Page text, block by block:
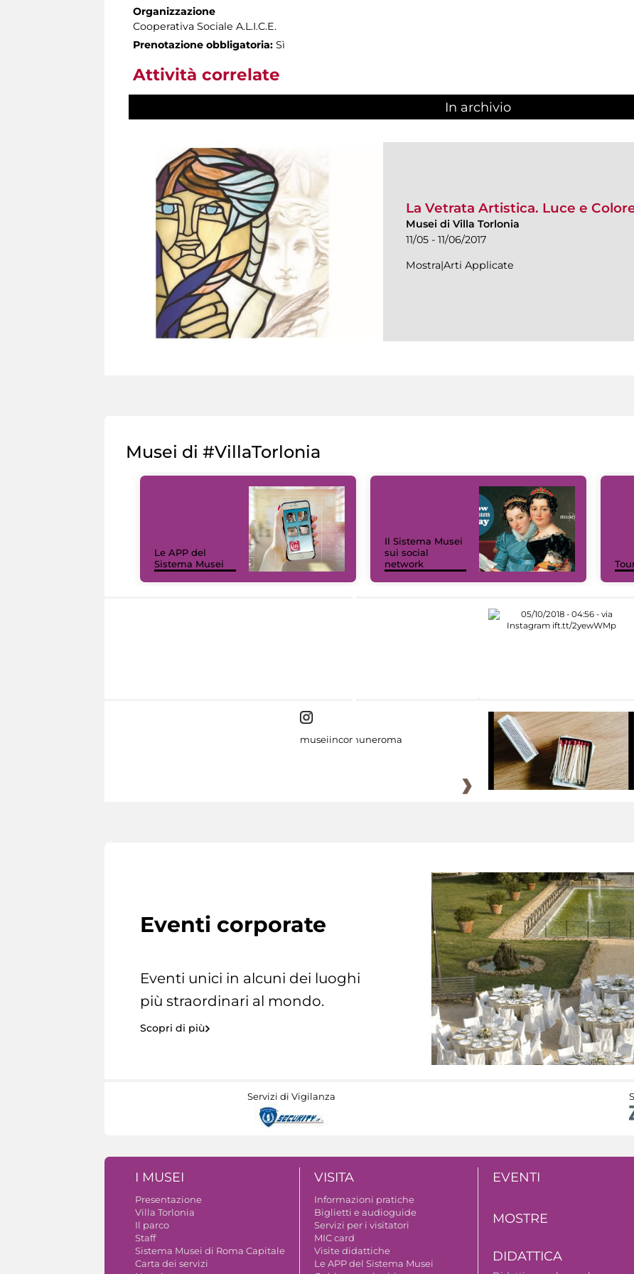
Organizzazione
Cooperativa Sociale A.L.I.C.E.
Prenotazione obbligatoria: Sì
Attività correlate
In archivio
La Vetrata Artistica. Luce e
Musei di Villa Torlonia
11/05 - 11/06/2017
Mostra|Arti Applicate
Musei di #VillaTorlonia
Le APP del
Sistema Musei
Il Sistema Musei
sui social
network
museiincomuneroma
Eventi corporate
Eventi unici in alcuni dei luoghi
più straordinari al mondo.
Scopri di più
Servizi di Vigilanza
I MUSEI
Presentazione
Villa Torlonia
Il parco
Staff
Sistema Musei di Roma Capitale
Carta dei servizi
VISITA
Informazioni pratiche
Biglietti e audioguide
Servizi per i visitatori
MIC card
Visite didattiche
Le APP del Sistema Musei
EVENTI
MOSTRE
DIDATTICA